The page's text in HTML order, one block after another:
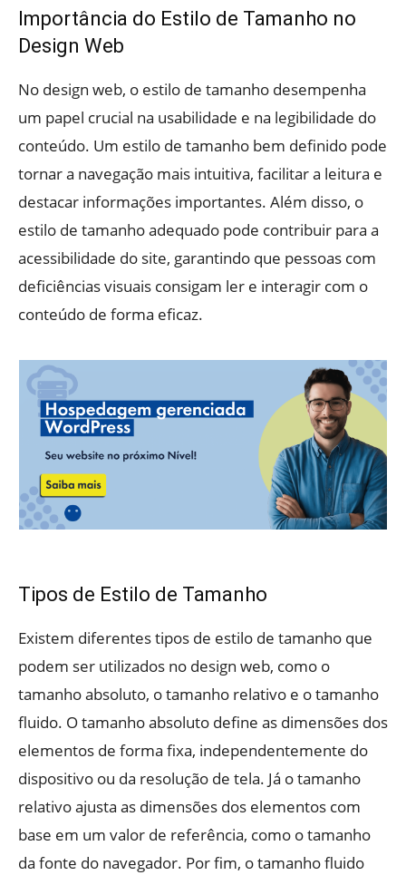
Importância do Estilo de Tamanho no
Design Web
No design web, o estilo de tamanho desempenha
um papel crucial na usabilidade e na legibilidade do
conteúdo. Um estilo de tamanho bem definido pode
tornar a navegação mais intuitiva, facilitar a leitura e
destacar informações importantes. Além disso, o
estilo de tamanho adequado pode contribuir para a
acessibilidade do site, garantindo que pessoas com
deficiências visuais consigam ler e interagir com o
conteúdo de forma eficaz.
Tipos de Estilo de Tamanho
Existem diferentes tipos de estilo de tamanho que
podem ser utilizados no design web, como o
tamanho absoluto, o tamanho relativo e o tamanho
fluido. O tamanho absoluto define as dimensões dos
elementos de forma fixa, independentemente do
dispositivo ou da resolução de tela. Já o tamanho
relativo ajusta as dimensões dos elementos com
base em um valor de referência, como o tamanho
da fonte do navegador. Por fim, o tamanho fluido